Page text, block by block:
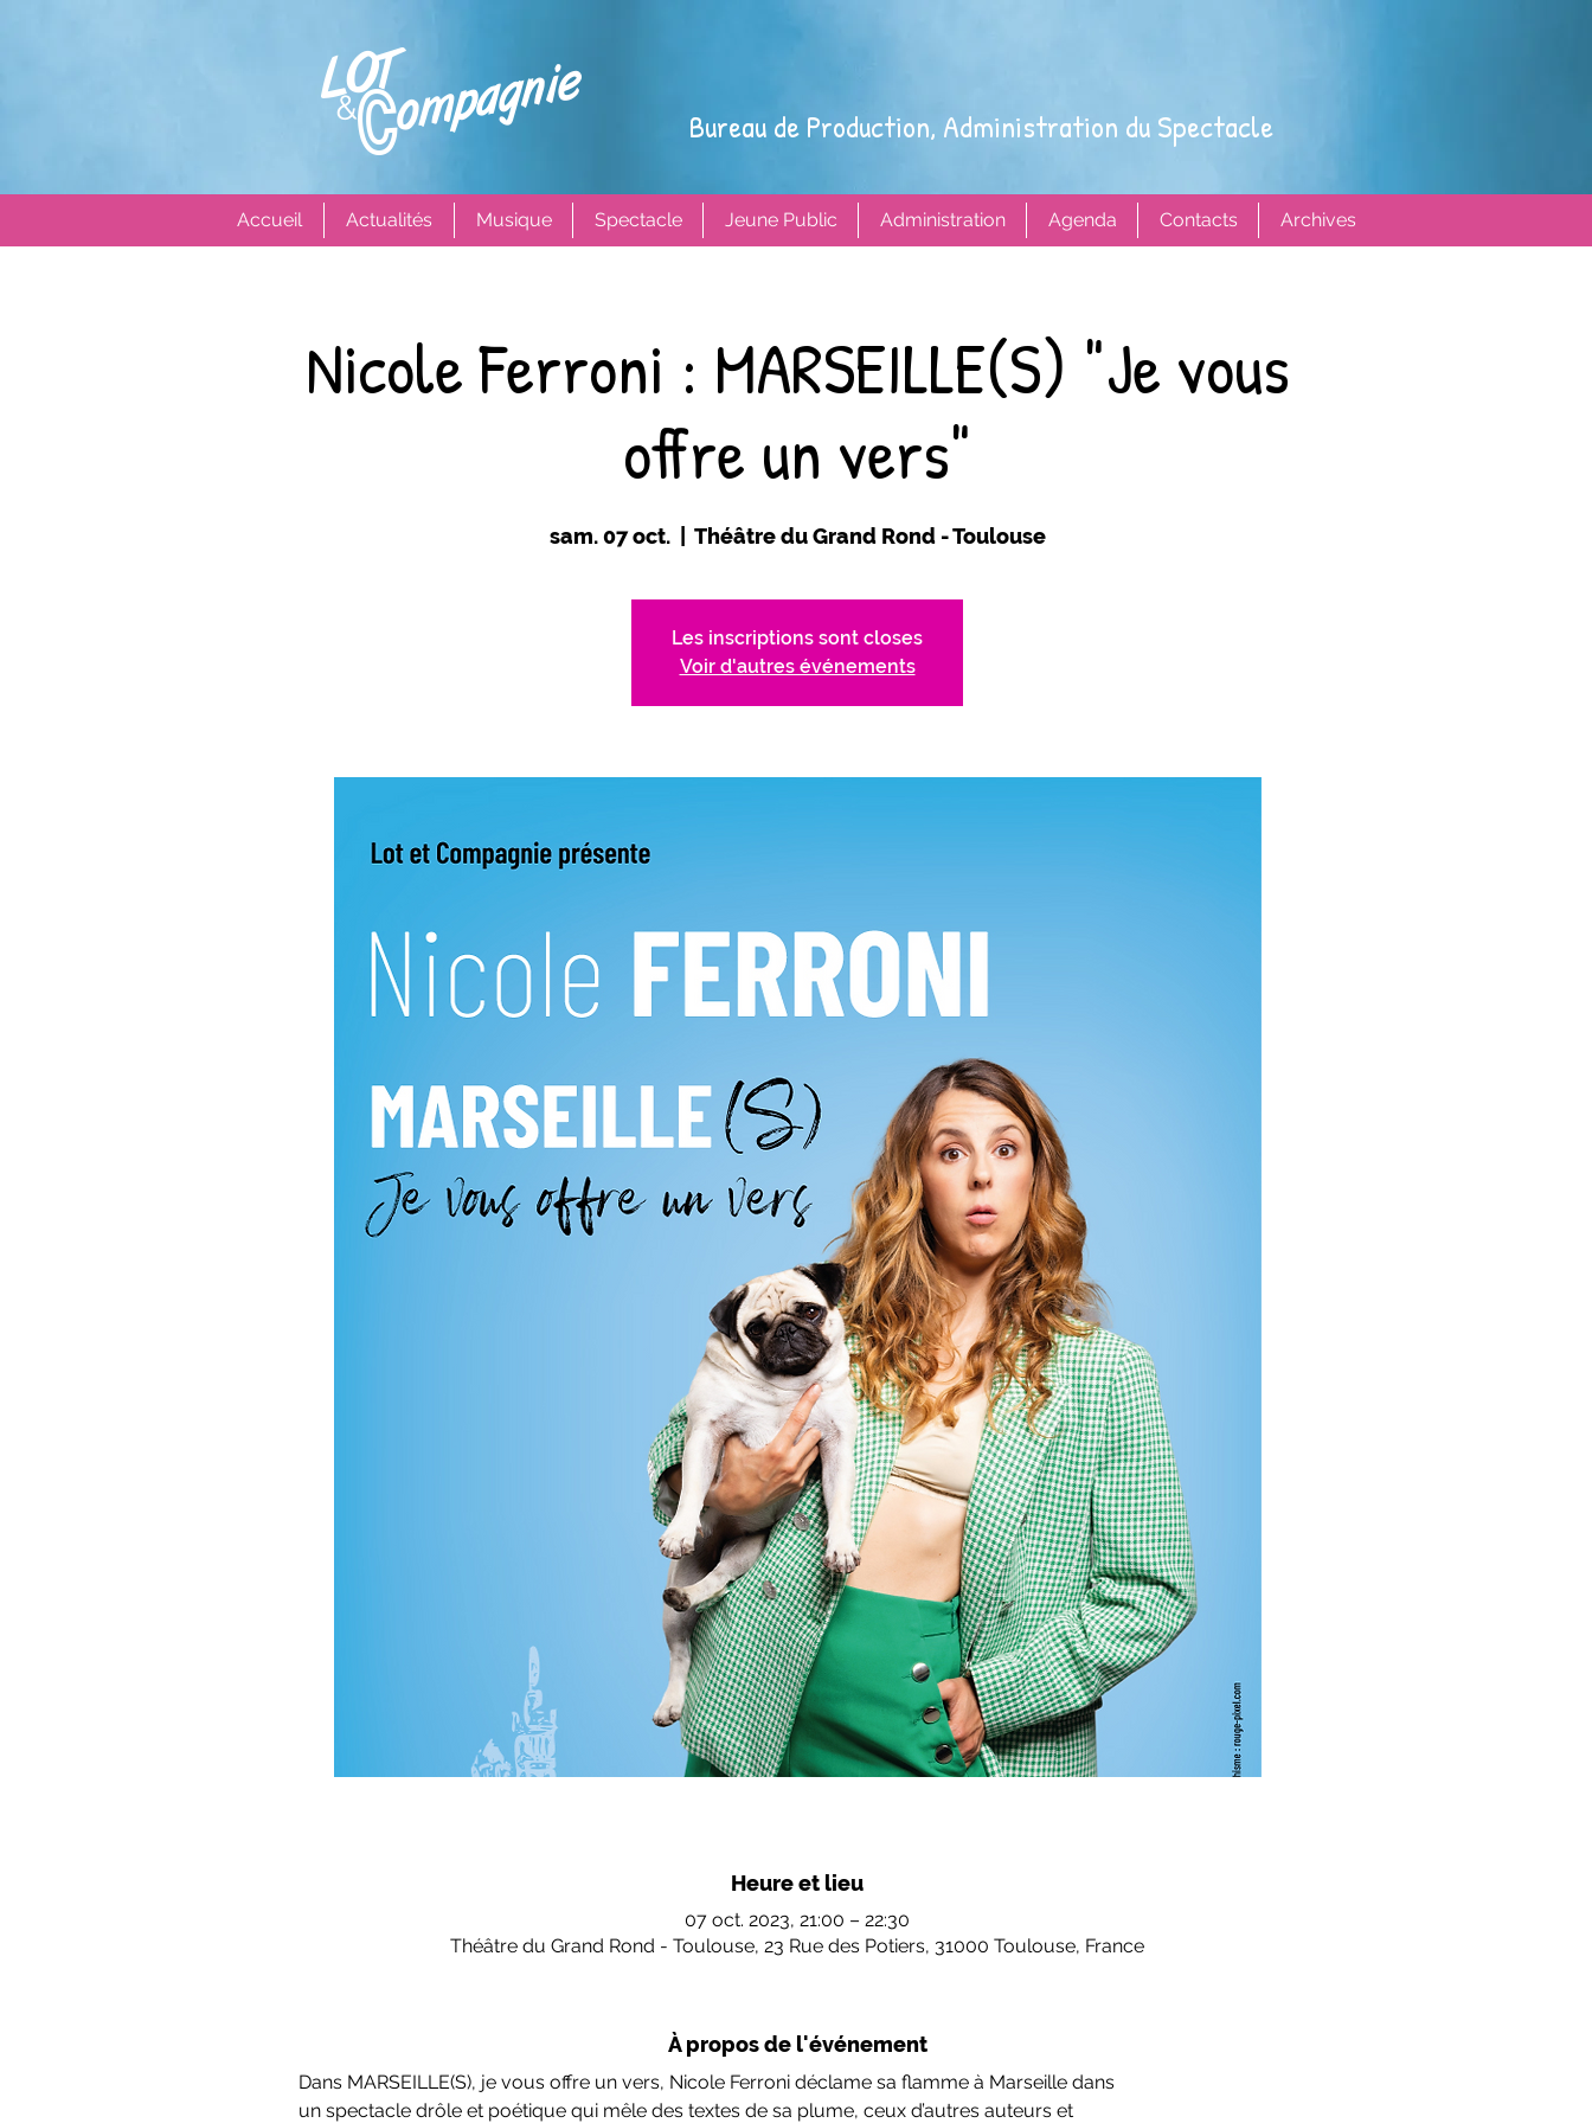
Bureau de Production, Administration du Spectacle
Accueil Actualités Musique Spectacle Jeune Public Administration Agenda Contacts Archives
Nicole Ferroni : MARSEILLE(S) "Je vous
offre un vers"
sam. 07 oct.
  |
Théâtre du Grand Rond - Toulouse
Les inscriptions sont closes
Voir d'autres événements
Heure et lieu
07 oct. 2023, 21:00 – 22:30
Théâtre du Grand Rond - Toulouse, 23 Rue des Potiers, 31000 Toulouse, France
À propos de l'événement
Dans MARSEILLE(S), je vous offre un vers, Nicole Ferroni déclame sa flamme à Marseille dans
un spectacle drôle et poétique qui mêle des textes de sa plume, ceux d’autres auteurs et